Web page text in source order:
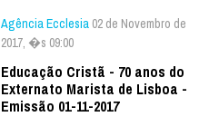
Agência Ecclesia 02 de Novembro de
2017, �s 09:00
Educação Cristã - 70 anos do
Externato Marista de Lisboa -
Emissão 01-11-2017